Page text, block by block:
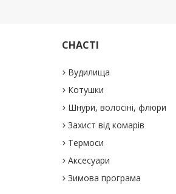
СНАСТІ
Вудилища
Котушки
Шнури, волосіні, флюри
Захист від комарів
Термоси
Аксесуари
Зимова програма